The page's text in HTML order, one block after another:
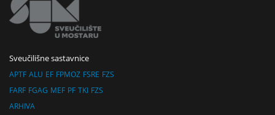
Sveučilišne sastavnice
APTF ALU EF FPMOZ FSRE FZS
FARF FGAG MEF PF TKI FZS
ARHIVA